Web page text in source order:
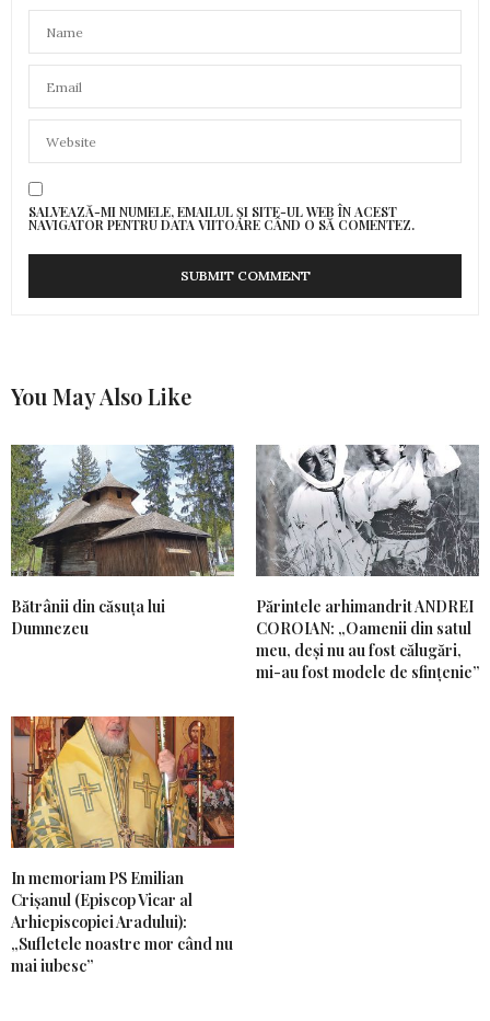
SALVEAZĂ-MI NUMELE, EMAILUL ȘI SITE-UL WEB ÎN ACEST
NAVIGATOR PENTRU DATA VIITOARE CÂND O SĂ COMENTEZ.
You May Also Like
Bătrânii din căsuța lui
Dumnezeu
Părintele arhimandrit ANDREI
COROIAN: „Oamenii din satul
meu, deși nu au fost călugări,
mi-au fost modele de sfințenie”
In memoriam PS Emilian
Crișanul (Episcop Vicar al
Arhiepiscopiei Aradului):
„Sufletele noastre mor când nu
mai iubesc”